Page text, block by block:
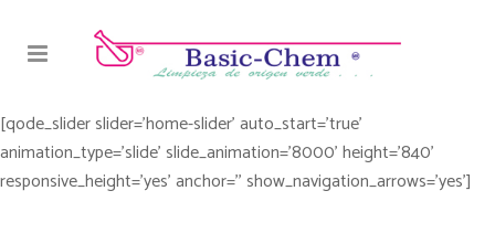
[qode_slider slider='home-slider' auto_start='true'
animation_type='slide' slide_animation='8000' height='840'
responsive_height='yes' anchor='' show_navigation_arrows='yes']